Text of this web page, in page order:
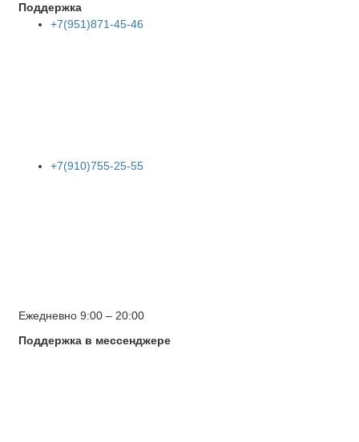
Поддержка
+7(951)871-45-46
+7(910)755-25-55
Ежедневно 9:00 – 20:00
Поддержка в мессенджере